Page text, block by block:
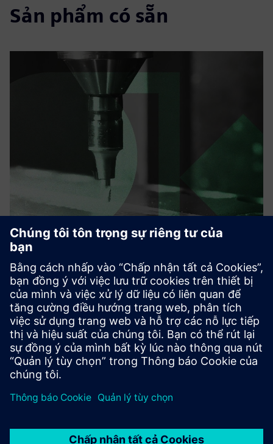
Sản phẩm có sẵn
Your AI Copilot for CAM
programming
Our AI models turn your production history into scalable
automation. It runs fully on-premise, secure, and
integrates seamlessly into Siemens NX CAM.
Tìm hiểu thêm